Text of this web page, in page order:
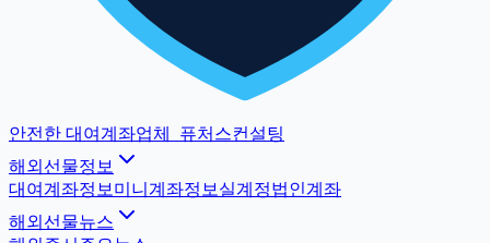
안전한 대여계좌업체
퓨처스컨설팅
해외선물정보
대여계좌정보 미니계좌정보 실계정법인계좌
해외선물뉴스